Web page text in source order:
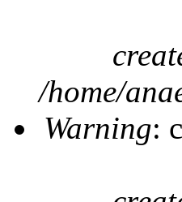
/home/
Warning: